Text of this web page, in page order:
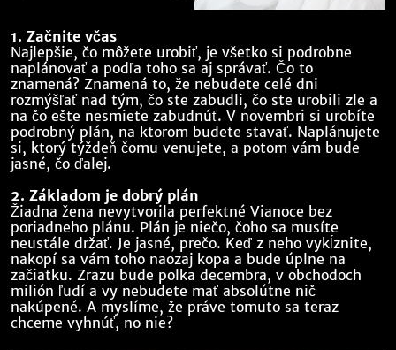
1. Začnite včas
Najlepšie, čo môžete urobiť, je všetko si podrobne
naplánovať a podľa toho sa aj správať. Čo to
znamená? Znamená to, že nebudete celé dni
rozmýšľať nad tým, čo ste zabudli, čo ste urobili zle a
na čo ešte nesmiete zabudnúť. V novembri si urobíte
podrobný plán, na ktorom budete stavať. Naplánujete
si, ktorý týždeň čomu venujete, a potom vám bude
jasné, čo ďalej.
2. Základom je dobrý plán
Žiadna žena nevytvorila perfektné Vianoce bez
poriadneho plánu. Plán je niečo, čoho sa musíte
neustále držať. Je jasné, prečo. Keď z neho vykĺznite,
nakopí sa vám toho naozaj kopa a bude úplne na
začiatku. Zrazu bude polka decembra, v obchodoch
milión ľudí a vy nebudete mať absolútne nič
nakúpené. A myslíme, že práve tomuto sa teraz
chceme vyhnúť, no nie?